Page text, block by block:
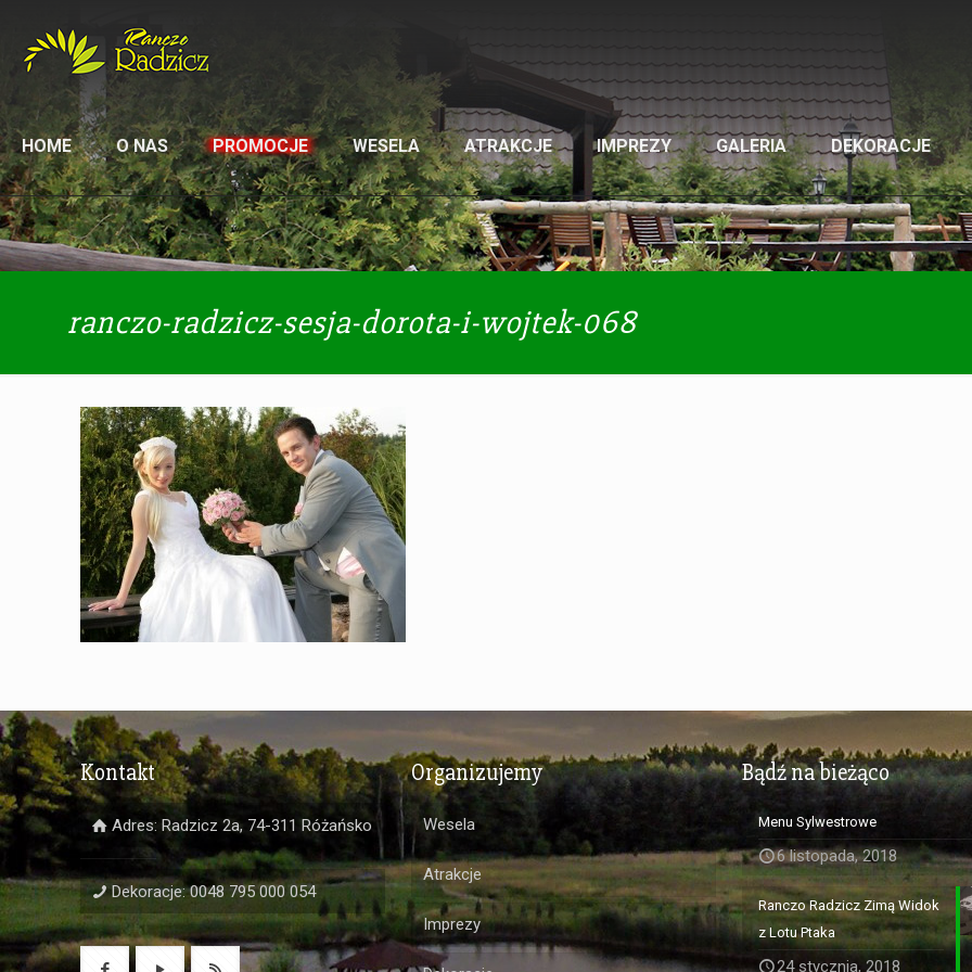
HOME O NAS PROMOCJE WESELA ATRAKCJE IMPREZY GALERIA DEKORACJE
ranczo-radzicz-sesja-dorota-i-wojtek-068
Kontakt
Adres: Radzicz 2a, 74-311 Różańsko
Dekoracje: 0048 795 000 054
Organizujemy
Wesela
Atrakcje
Imprezy
Bądź na bieżąco
Menu Sylwestrowe
6 listopada, 2018
Ranczo Radzicz Zimą Widok
z Lotu Ptaka
24 stycznia, 2018